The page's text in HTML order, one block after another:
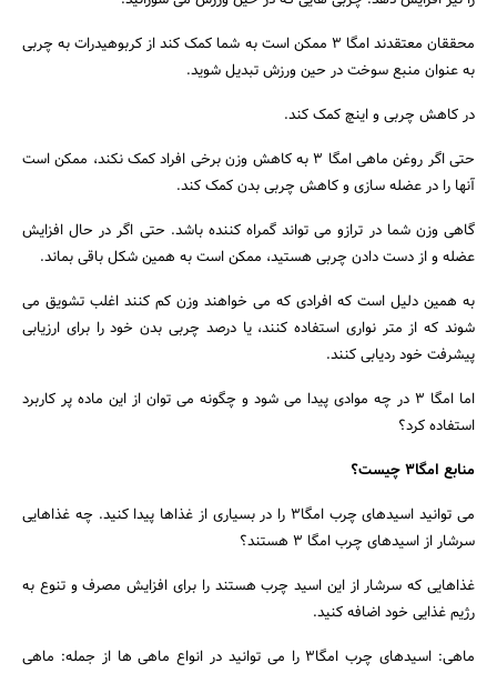
محققان معتقدند امگا ۳ ممکن است به شما کمک کند از کربوهیدرات به چربی
به عنوان منبع سوخت در حین ورزش تبدیل شوید.
در کاهش چربی و اینچ کمک کند.
حتی اگر روغن ماهی امگا ۳ به کاهش وزن برخی افراد کمک نکند، ممکن است
آنها را در عضله سازی و کاهش چربی بدن کمک کند.
گاهی وزن شما در ترازو می تواند گمراه کننده باشد. حتی اگر در حال افزایش
عضله و از دست دادن چربی هستید، ممکن است به همین شکل باقی بماند.
به همین دلیل است که افرادی که می خواهند وزن کم کنند اغلب تشویق می
شوند که از متر نواری استفاده کنند، یا درصد چربی بدن خود را برای ارزیابی
پیشرفت خود ردیابی کنند.
اما امگا ۳ در چه موادی پیدا می شود و چگونه می توان از این ماده پر کاربرد
استفاده کرد؟
منابع امگا۳ چیست؟
می توانید اسیدهای چرب امگا۳ را در بسیاری از غذاها پیدا کنید. چه غذاهایی
سرشار از اسیدهای چرب امگا ۳ هستند؟
غذاهایی که سرشار از این اسید چرب هستند را برای افزایش مصرف و تنوع به
رژیم غذایی خود اضافه کنید.
ماهی: اسیدهای چرب امگا۳ را می توانید در انواع ماهی ها از جمله: ماهی